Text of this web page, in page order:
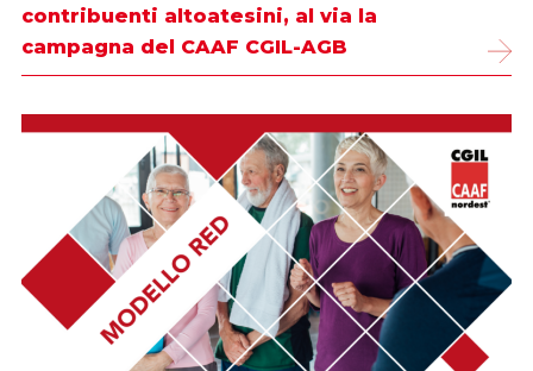
contribuenti altoatesini, al via la
campagna del CAAF CGIL-AGB